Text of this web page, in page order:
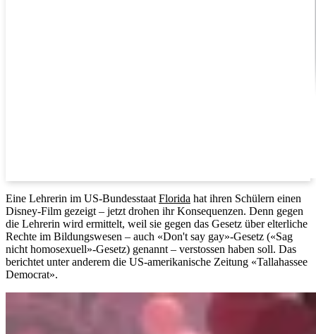
Eine Lehrerin im US-Bundesstaat Florida hat ihren Schülern einen
Disney-Film gezeigt – jetzt drohen ihr Konsequenzen. Denn gegen
die Lehrerin wird ermittelt, weil sie gegen das Gesetz über elterliche
Rechte im Bildungswesen – auch «Don't say gay»-Gesetz («Sag
nicht homosexuell»-Gesetz) genannt – verstossen haben soll. Das
berichtet unter anderem die US-amerikanische Zeitung «Tallahassee
Democrat».